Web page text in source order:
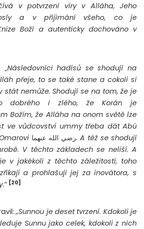
v potvrzení víry v Alláha, Jeho
a v přijímání všeho, co je
Boží a autenticky dochováno v
„Následovníci hadísů se shodují na
přeje, to se také stane a cokoli si
stát nemůže. Shodují se na tom, že je
dobrého i zlého, že Korán je
Božím, že Alláha na onom světě lze
ve vůdcovství ummy třeba dát Abú
رضي الله عنهما. A též se shodují
V těchto základech se neliší. A
v jakékoli z těchto záležitostí, toho
a prohlašují jej za inovátora, s
“ [20]
„Sunnou je deset tvrzení. Kdokoli je
Sunnu jako celek, kdokoli z nich